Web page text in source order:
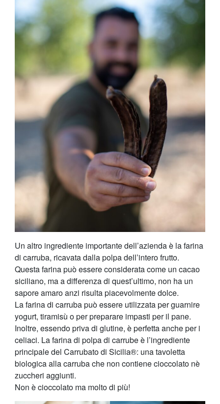
Un altro ingrediente importante dell’azienda è la farina
di carruba, ricavata dalla polpa dell’intero frutto.
Questa farina può essere considerata come un cacao
siciliano, ma a differenza di quest’ultimo, non ha un
sapore amaro anzi risulta piacevolmente dolce.
La farina di carruba può essere utilizzata per guarnire
yogurt, tiramisù o per preparare impasti per il pane.
Inoltre, essendo priva di glutine, è perfetta anche per i
celiaci. La farina di polpa di carrube è l’ingrediente
principale del Carrubato di Sicilia®️: una tavoletta
biologica alla carruba che non contiene cioccolato nè
zuccheri aggiunti.
Non è cioccolato ma molto di più!